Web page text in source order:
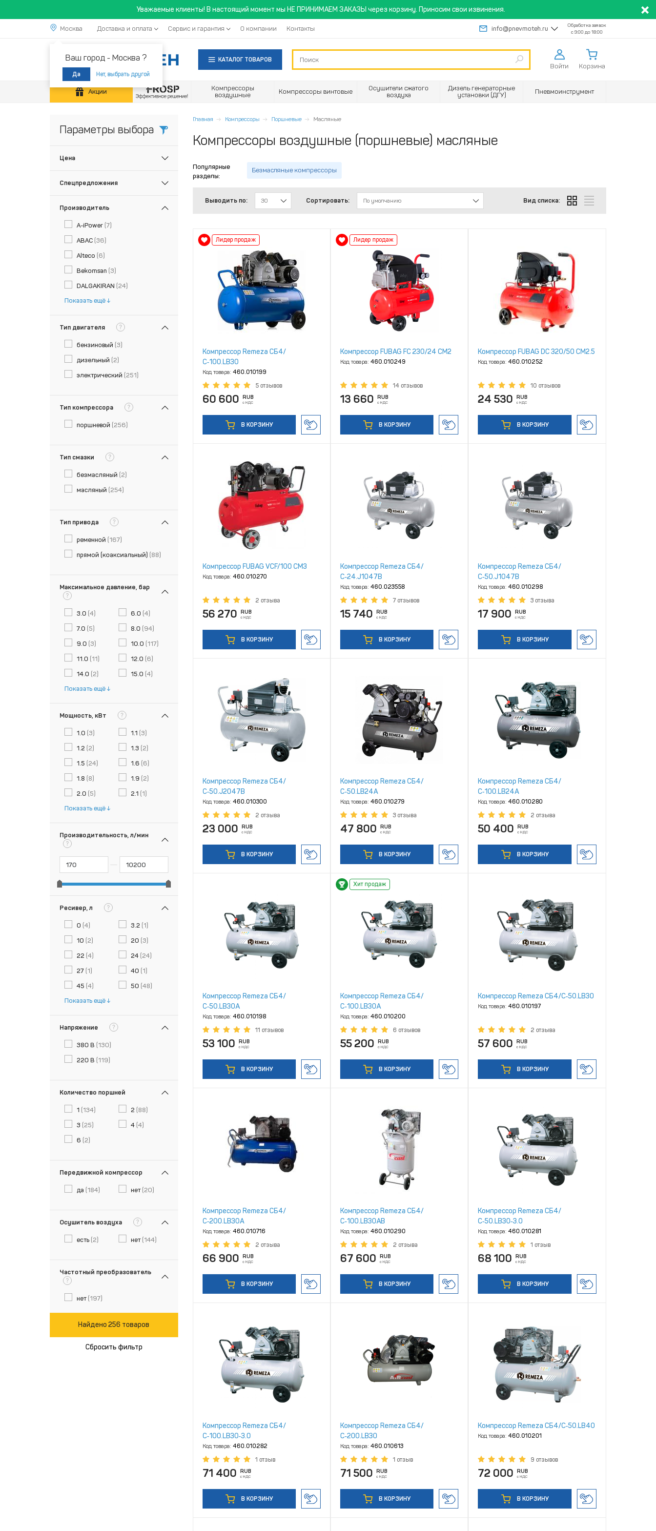
Уважаемые клиенты! В настоящий момент мы НЕ ПРИНИМАЕМ ЗАКАЗЫ через корзину. Приносим свои извинения.
Москва
Ваш город - Москва ?
Да Нет, выбрать другой
Доставка и оплата Сервис и гарантия О компании Контакты info@pnevmoteh.ru
Обработка заявок
с 9:00 до 18:00
КАТАЛОГ ТОВАРОВ
Войти Корзина
Акции
Компрессоры
воздушные
Компрессоры винтовые
Осушители сжатого
воздуха
Дизель генераторные
установки (ДГУ)
Пневмоинструмент
Параметры выбора
Цена
Спецпредложения
Производитель
A-iPower (7)
ABAC (36)
Alteco (6)
Bekomsan (3)
DALGAKIRAN (24)
Показать ещё
Тип двигателя ?
бензиновый (3)
дизельный (2)
электрический (251)
Тип компрессора ?
поршневой (256)
Тип смазки ?
безмасляный (2)
масляный (254)
Тип привода ?
ременной (167)
прямой (коаксиальный) (88)
Максимальное давление, бар
?
3.0 (4) 6.0 (4)
7.0 (5) 8.0 (94)
9.0 (3) 10.0 (117)
11.0 (11) 12.0 (6)
14.0 (2) 15.0 (4)
Показать ещё
Мощность, кВт ?
1.0 (3) 1.1 (3)
1.2 (2) 1.3 (2)
1.5 (24) 1.6 (6)
1.8 (8) 1.9 (2)
2.0 (5) 2.1 (1)
Показать ещё
Производительность, л/мин
?
Ресивер, л ?
0 (4) 3.2 (1)
10 (2) 20 (3)
22 (4) 24 (24)
27 (1) 40 (1)
45 (4) 50 (48)
Показать ещё
Напряжение ?
380 В (130)
220 В (119)
Количество поршней
1 (134) 2 (88)
3 (25) 4 (4)
6 (2)
Передвижной компрессор
да (184) нет (20)
Осушитель воздуха ?
есть (2) нет (144)
Частотный преобразователь
?
нет (197)
Найдено 256 товаров
Сбросить фильтр
Главная Компрессоры Поршневые Масляные
Компрессоры воздушные (поршневые) масляные
Популярные
разделы:
Безмасляные компрессоры
Выводить по: 30 Сортировать: По умолчанию Вид списка:
Лидер продаж
Компрессор Remeza СБ4/
С‑100.LB30
Код товара: 460.010199
5 отзывов
60 600 RUB
с НДС
В КОРЗИНУ
Лидер продаж
Компрессор FUBAG FC 230/24 CM2
Код товара: 460.010249
14 отзывов
13 660 RUB
с НДС
В КОРЗИНУ
Компрессор FUBAG DC 320/50 CM2.5
Код товара:460.010252
10 отзывов
24 530 RUB
с НДС
В КОРЗИНУ
Компрессор FUBAG VCF/100 СM3
Код товара: 460.010270
2 отзыва
56 270 RUB
с НДС
В КОРЗИНУ
Компрессор Remeza СБ4/
С‑24.J1047B
Код товара: 460.023558
7 отзывов
15 740 RUB
с НДС
В КОРЗИНУ
Компрессор Remeza СБ4/
С‑50.J1047В
Код товара:460.010298
3 отзыва
17 900 RUB
с НДС
В КОРЗИНУ
Компрессор Remeza СБ4/
С‑50.J2047В
Код товара: 460.010300
2 отзыва
23 000 RUB
с НДС
В КОРЗИНУ
Компрессор Remeza СБ4/
С‑50.LB24А
Код товара: 460.010279
3 отзыва
47 800 RUB
с НДС
В КОРЗИНУ
Компрессор Remeza СБ4/
С‑100.LB24A
Код товара:460.010280
2 отзыва
50 400 RUB
с НДС
В КОРЗИНУ
Компрессор Remeza СБ4/
С‑50.LB30A
Код товара: 460.010198
11 отзывов
53 100 RUB
с НДС
В КОРЗИНУ
Хит продаж
Компрессор Remeza СБ4/
С‑100.LB30A
Код товара: 460.010200
6 отзывов
55 200 RUB
с НДС
В КОРЗИНУ
Компрессор Remeza СБ4/С‑50.LB30
Код товара:460.010197
2 отзыва
57 600 RUB
с НДС
В КОРЗИНУ
Компрессор Remeza СБ4/
С‑200.LB30A
Код товара: 460.010716
2 отзыва
66 900 RUB
с НДС
В КОРЗИНУ
Компрессор Remeza СБ4/
С‑100.LB30АВ
Код товара: 460.010290
2 отзыва
67 600 RUB
с НДС
В КОРЗИНУ
Компрессор Remeza СБ4/
С‑50.LB30‑3.0
Код товара:460.010281
1 отзыв
68 100 RUB
с НДС
В КОРЗИНУ
Компрессор Remeza СБ4/
С‑100.LB30‑3.0
Код товара: 460.010282
1 отзыв
71 400 RUB
с НДС
В КОРЗИНУ
Компрессор Remeza СБ4/
С‑200.LB30
Код товара: 460.010613
1 отзыв
71 500 RUB
с НДС
В КОРЗИНУ
Компрессор Remeza СБ4/С‑50.LB40
Код товара:460.010201
9 отзывов
72 000 RUB
с НДС
В КОРЗИНУ